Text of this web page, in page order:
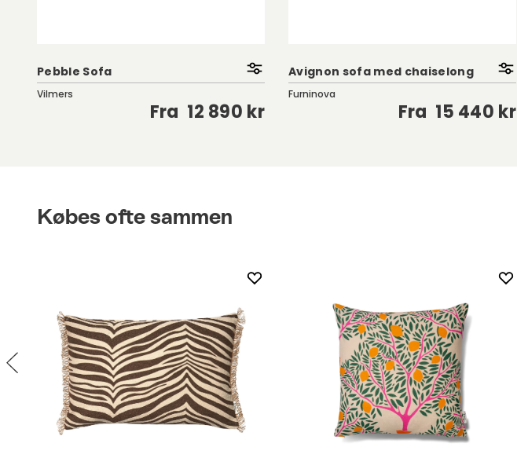
Pebble Sofa
Vilmers
Fra 12 890 kr
Avignon sofa med chaiselong
Furninova
Fra 15 440 kr
Købes ofte sammen